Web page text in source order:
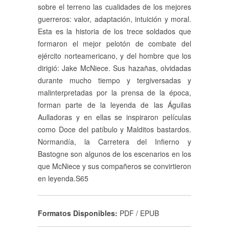
sobre el terreno las cualidades de los mejores
guerreros: valor, adaptación, intuición y moral.
Esta es la historia de los trece soldados que
formaron el mejor pelotón de combate del
ejército norteamericano, y del hombre que los
dirigió: Jake McNiece. Sus hazañas, olvidadas
durante mucho tiempo y tergiversadas y
malinterpretadas por la prensa de la época,
forman parte de la leyenda de las Águilas
Aulladoras y en ellas se inspiraron películas
como Doce del patíbulo y Malditos bastardos.
Normandía, la Carretera del Infierno y
Bastogne son algunos de los escenarios en los
que McNiece y sus compañeros se convirtieron
en leyenda.S65
Formatos Disponibles: PDF / EPUB